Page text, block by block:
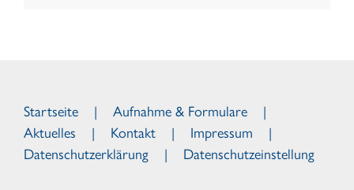
Startseite
Aufnahme & Formulare
Aktuelles
Kontakt
Impressum
Datenschutzerklärung
Datenschutzeinstellung